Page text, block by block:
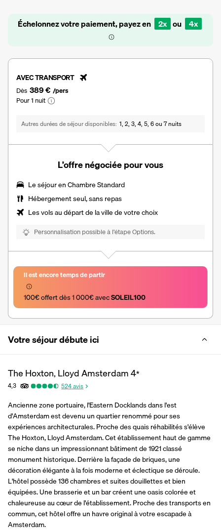
Échelonnez votre paiement, payez en 2x ou 4x
AVEC TRANSPORT
Dès 389 € /pers
Pour 1 nuit
Autres durées de séjour disponibles 1, 2, 3, 4, 5, 6 ou 7 nuits
L’offre négociée pour vous
Le séjour en Chambre Standard
Hébergement seul, sans repas
Les vols au départ de la ville de votre choix
Personnalisation possible à l’étape Options.
Il est encore temps de partir
100€ offert dès 1 000€ avec SOLEIL100
Votre séjour débute ici
The Hoxton, Lloyd Amsterdam4*
4,3 524avis
Ancienne zone portuaire, l'Eastern Docklands dans l'est
d'Amsterdam est devenu un quartier renommé pour ses
expériences architecturales. Proche des quais réhabilités s'élève
The Hoxton, Lloyd Amsterdam. Cet établissement haut de gamme
se niche dans un impressionnant bâtiment de 1921 classé
monument historique. Derrière la façade de briques, une
décoration élégante à la fois moderne et éclectique se déroule.
L'hôtel possède 136 chambres et suites douillettes et bien
équipées. Une brasserie et un bar créent une oasis colorée et
chaleureuse au cœur de l'établissement. Proche des transports en
commun, cet hôtel offre un havre original à votre escapade à
Amsterdam.